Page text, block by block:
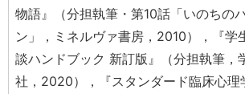
物語』（分担執筆・第10話「いのちの
ン」，ミネルヴァ書房，2010），『学
談ハンドブック 新訂版』（分担執筆，
社，2020），『スタンダード臨床心理